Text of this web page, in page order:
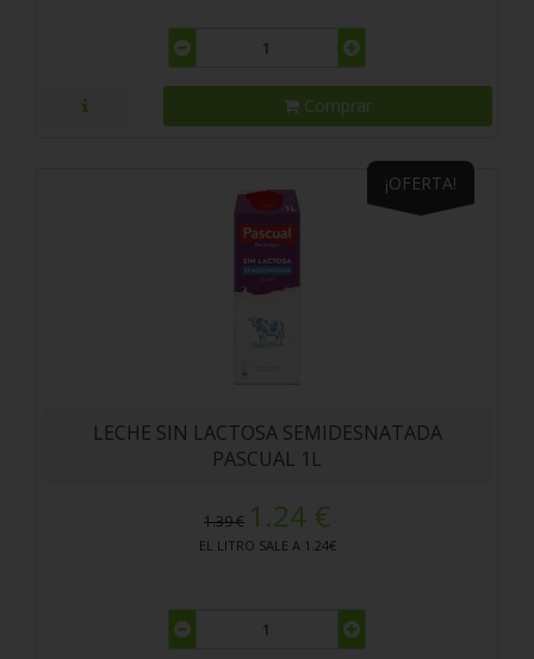
Comprar
¡OFERTA!
LECHE SIN LACTOSA SEMIDESNATADA
PASCUAL 1L
1.39 € 1.24 €
EL LITRO SALE A 1.24€